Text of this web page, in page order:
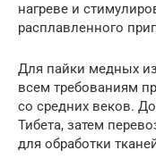
нагреве и
расплавленного
Для пайки медных
всем требованиям
со средних веков.
Тибета, затем
для обработки